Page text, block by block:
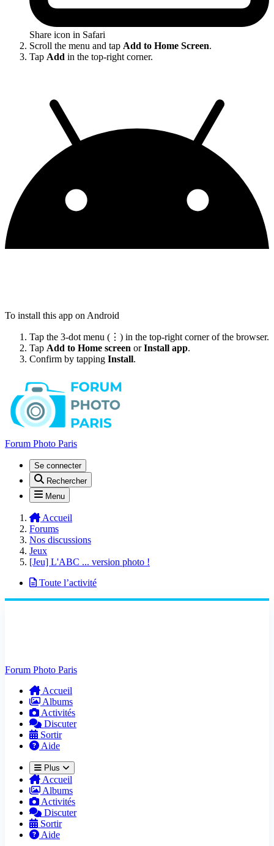
Share icon in Safari
Scroll the menu and tap Add to Home Screen.
Tap Add in the top-right corner.
To install this app on Android
Tap the 3-dot menu (⋮) in the top-right corner of the browser.
Tap Add to Home screen orInstall app.
Confirm by tapping Install.
Forum Photo Paris
Se connecter
Rechercher
Menu
Accueil
Forums
Nos discussions
Jeux
[Jeu] L'ABC ... version photo !
Toute l’activité
Forum Photo Paris
Accueil
Albums
Activités
Discuter
Sortir
Aide
Plus
Accueil
Albums
Activités
Discuter
Sortir
Aide